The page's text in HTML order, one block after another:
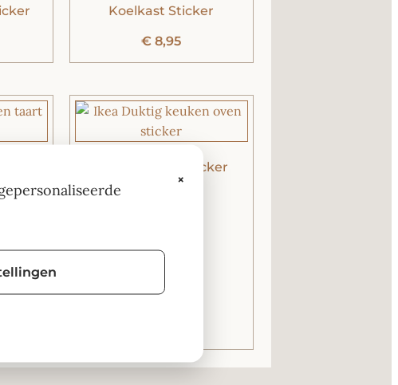
Koelkast Sticker
€ 8,95
Wasmachine Sticker
×